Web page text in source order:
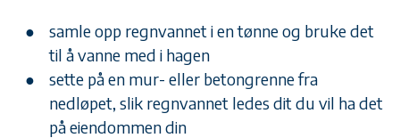
samle opp regnvannet i en tønne og bruke det
til å vanne med i hagen
sette på en mur- eller betongrenne fra
nedløpet, slik regnvannet ledes dit du vil ha det
på eiendommen din